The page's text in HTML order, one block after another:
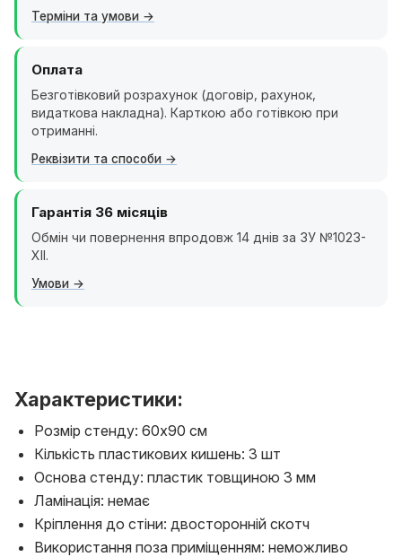
Терміни та умови
Оплата
Безготівковий розрахунок (договір, рахунок,
видаткова накладна). Карткою або готівкою при
отриманні.
Реквізити та способи
Гарантія 36 місяців
Обмін чи повернення впродовж 14 днів за ЗУ №1023-
XII.
Умови
Характеристики:
Розмір стенду: 60х90 см
Кількість пластикових кишень: 3 шт
Основа стенду: пластик товщиною 3 мм
Ламінація: немає
Кріплення до стіни: двосторонній скотч
Використання поза приміщенням: неможливо